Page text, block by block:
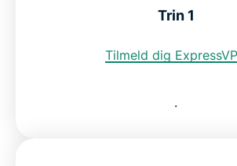
Kan jeg bruge en gratis VPN til at
Trin 1
Tilmeld dig
.